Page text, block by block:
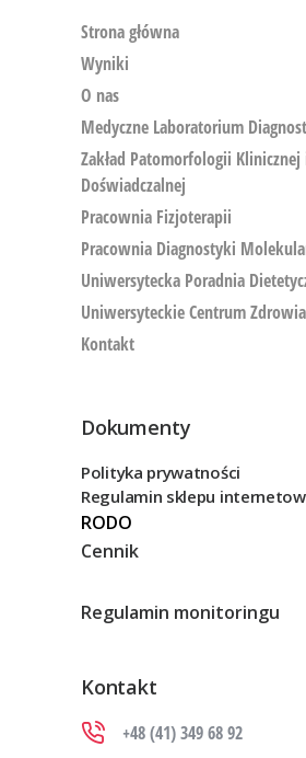
Strona główna
Wyniki
O nas
Medyczne Laboratorium
Zakład Patomorfologii Klinicznej
Doświadczalnej
Pracownia Fizjoterapii
Pracownia Diagnostyki
Uniwersytecka Poradnia
Uniwersyteckie Centrum Zdrowia
Kontakt
Dokumenty
Polityka prywatności
Regulamin sklepu
RODO
Cennik
Regulamin monitoringu
Kontakt
+48 (41) 349 68 92